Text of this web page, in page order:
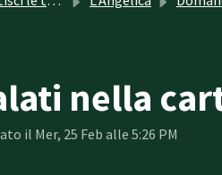
nella
il Mer, 25 Feb alle 5:26 PM